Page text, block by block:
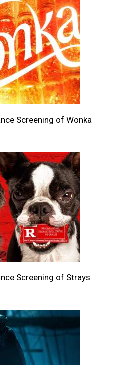
Screening of Wonka
Screening of Strays